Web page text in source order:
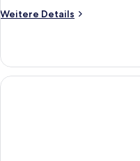
Weitere Details
Weitere